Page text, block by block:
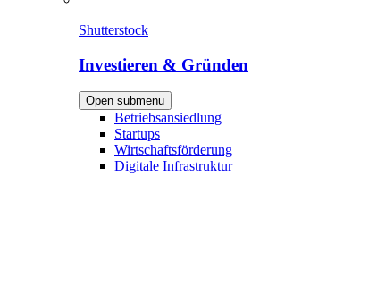
Shutterstock
Investieren & Gründen
Open submenu
Betriebsansiedlung
Startups
Wirtschaftsförderung
Digitale Infrastruktur